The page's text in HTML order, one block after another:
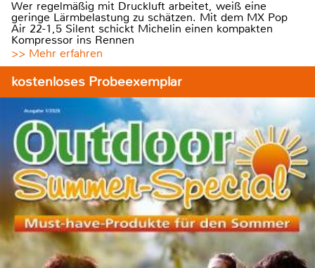
Wer regelmäßig mit Druckluft arbeitet, weiß eine
geringe Lärmbelastung zu schätzen. Mit dem MX Pop
Air 22-1,5 Silent schickt Michelin einen kompakten
Kompressor ins Rennen
>> Mehr erfahren
kostenloses Probeexemplar